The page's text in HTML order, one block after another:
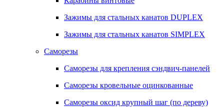
Зажимы для стальных канатов DUPLEX
Зажимы для стальных канатов SIMPLEX
Саморезы
Саморезы для крепления сэндвич-панелей
Саморезы кровельные оцинкованные
Саморезы оксид крупный шаг (по дереву)